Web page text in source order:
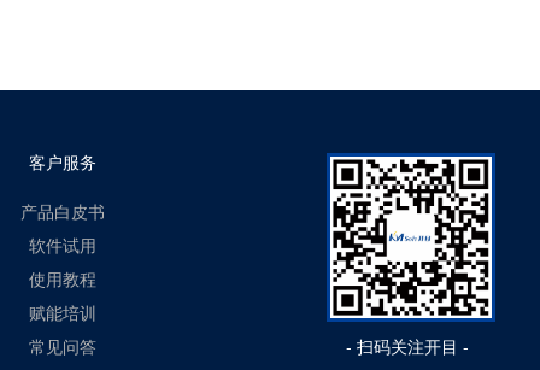
客户服务
产品白皮书
软件试用
使用教程
赋能培训
常见问答
- 扫码关注开目 -